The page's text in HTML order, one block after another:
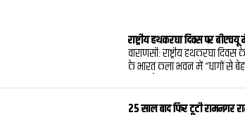
राष्ट्रीय हथकरघा दिवस पर
वाराणसी: राष्ट्रीय हथकरघा
के भारत कला भवन में “धागों से
समृद्ध परंपरा, उनकी बारीक
पर चर्चा हुई।कार्यक्रम में
25 साल बाद फिर टूटी रामनगर